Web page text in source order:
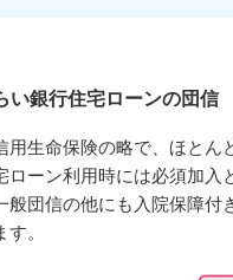
い銀行住宅ローンの団信
用生命保険の略で、ほとん
ローン利用時には必須加入
般団信の他にも入院保障付
。